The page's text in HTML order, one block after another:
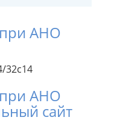
АНО
32с14
АНО
сайт